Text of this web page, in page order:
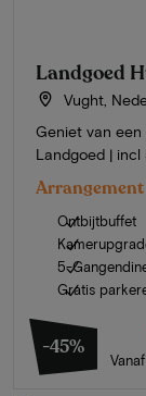
Landgoed
Vught,
Geniet van
Landgoed |
Arrangement
Ontbijtbuffet
5-
Gratis
-45%
Vanaf